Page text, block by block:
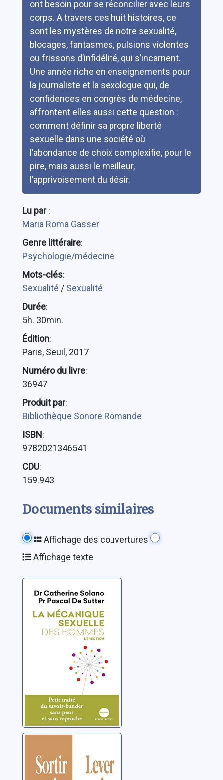
ont besoin pour se réconcilier avec leurs
corps. A travers ces huit histoires, ce
sont les mystères de notre sexualité,
blocages, fantasmes, pulsions violentes
ou frissons d’infidélité, qui s’incarnent.
Une année riche en enseignements pour
la journaliste et la sexologue qui, de
confidences en congrès de médecine,
affrontent elles aussi cette question :
comment définir sa propre liberté
sexuelle dans une société où
l’abondance de choix complexifie, pour le
pire, mais aussi le meilleur,
l’apprivoisement du désir.
Lu par:
Maria Roma Gasser
Genre littéraire:
Psychologie/médecine
Mots-clés:
Sexualité / Sexualité
Durée:
5h. 30min.
Édition:
Paris, Seuil, 2017
Numéro du livre:
36947
Produit par:
Bibliothèque Sonore Romande
ISBN:
9782021346541
CDU:
159.943
Documents similaires
Affichage des couvertures
Affichage texte
La mécanique
sexuelle des
hommes 02:
L'érection
Solano, Catherine
lever la tête
Mazaurette, Maïa